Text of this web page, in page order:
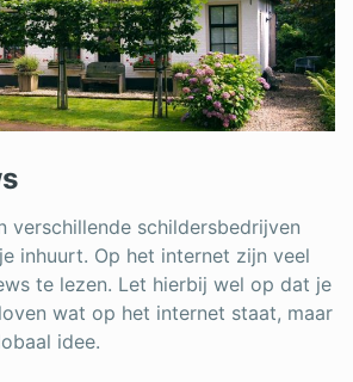
verschillende schildersbedrijven
inhuurt. Op het internet zijn veel
te lezen. Let hierbij wel op dat je
wat op het internet staat, maar
idee.